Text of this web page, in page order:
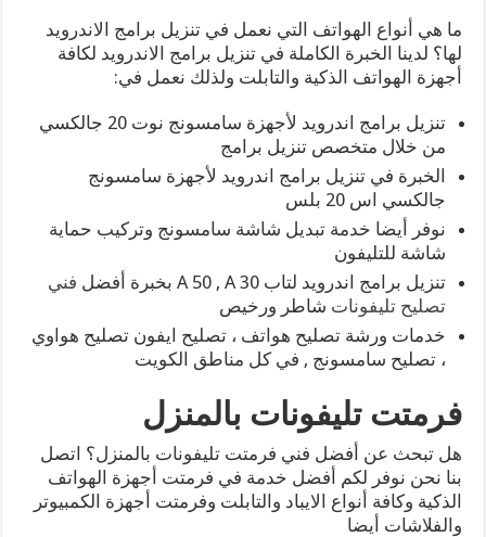
ما هي أنواع الهواتف التي نعمل في تنزيل برامج الاندرويد
لها؟ لدينا الخبرة الكاملة في تنزيل برامج الاندرويد لكافة
أجهزة الهواتف الذكية والتابلت ولذلك نعمل في:
تنزيل برامج اندرويد لأجهزة سامسونج نوت 20 جالكسي
من خلال متخصص تنزيل برامج
الخبرة في تنزيل برامج اندرويد لأجهزة سامسونج
جالكسي اس 20 بلس
نوفر أيضا خدمة تبديل شاشة سامسونج وتركيب حماية
شاشة للتليفون
تنزيل برامج اندرويد لتاب A 50 , A 30 بخبرة أفضل
فني
تصليح تليفونات شاطر ورخيص
خدمات ورشة تصليح هواتف ، تصليح ايفون تصليح هواوي
، تصليح سامسونج , في كل مناطق الكويت
فرمتت تليفونات بالمنزل
هل تبحث عن أفضل فني فرمتت تليفونات بالمنزل؟ اتصل
بنا نحن نوفر لكم أفضل خدمة في فرمتت أجهزة الهواتف
الذكية وكافة أنواع الايباد والتابلت وفرمتت أجهزة الكمبيوتر
والفلاشات أيضا